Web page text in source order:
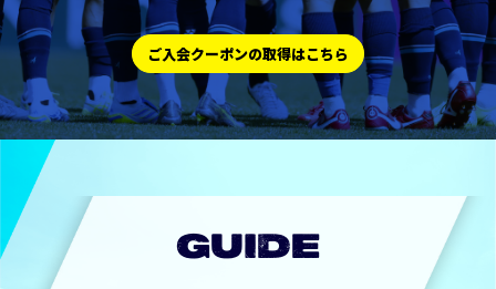
ご入会クーポンの取得はこちら
GUIDE